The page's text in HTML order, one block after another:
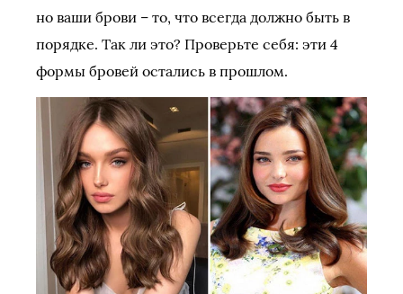
но ваши брови – то, что всегда должно быть в
порядке. Так ли это? Проверьте себя: эти 4
формы бровей остались в прошлом.